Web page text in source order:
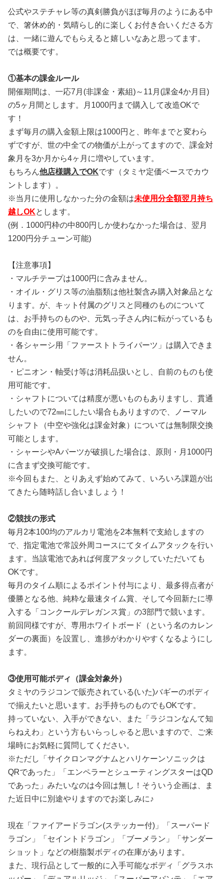
公式やステチャレ等の真剣勝負がほぼ毎月のようにある中
で、箸休め的・気晴らし的に楽しくお付き合いくださる方
は、一緒に遊んでもらえると嬉しいなあと思ってます。
では概要です。
①基本の課金ルール
開催期間は、一応7月(非課金・素組)～11月(課金4か月目)
の5ヶ月間とします。月1000円まで購入して改造OKで
す！
まず毎月の購入金額上限は1000円と、昨年までと変わら
ずですが、世の中全ての物価が上がってますので、課金対
象月を3か月から4ヶ月に増やしています。
もちろん他店様購入でOKです（タミヤ定価ベースでカウ
ントします）。
※当月に使用しなかった分の金額は未使用分全額翌月持ち
越しOKとします。
(例．1000円枠の中800円しか使わなかった場合は、翌月
1200円分チューン可能)
【注意事項】
・マルチテープは1000円に含みません。
・オイル・グリス等の油脂類は他社製含み購入対象品とな
ります。が、キット付属のグリスと同種のものについて
は、お手持ちのものや、元気っ子さん内に転がっているも
のを自由に使用可能です。
・各シャーシ用「ファーストトライパーツ」は購入できま
せん。
・ピニオン・軸受け等は消耗品扱いとし、自前のものも使
用可能です。
・シャフトについては精度が悪いものもありますし、貫通
したいので72㎜にしたい場合もありますので、ノーマル
シャフト（中空や強化は課金対象）については無制限交換
可能とします。
・シャーシやAパーツが破損した場合は、原則・月1000円
に含まず交換可能です。
※今回もまた、とりあえず始めてみて、いろいろ課題が出
てきたら随時話し合いましょう！
②競技の形式
毎月2本100均のアルカリ電池を2本無料で支給しますの
で、指定電池で常設外周コースにてタイムアタックを行い
ます。当該電池であれば何度アタックしていただいても
OKです。
毎月のタイム順によるポイント付与により、最多得点者が
優勝となる他、純粋な最速タイム賞、そして今回新たに導
入する「コンクールデレガンス賞」の3部門で競います。
前回同様ですが、専用ホワイトボード（という名のカレン
ダーの裏面）を設置し、進捗がわかりやすくなるようにし
ます。
③使用可能ボディ（課金対象外）
タミヤのラジコンで販売されている(いた)バギーのボディ
で揃えたいと思います。お手持ちのものでもOKです。
持っていない、入手ができない、また「ラジコンなんて知
らねえわ」という方もいらっしゃると思いますので、ご来
場時にお気軽に質問してください。
※ただし「サイクロンマグナムとハリケーンソニックは
QRであった」「エンペラーとシューティングスターはQD
であった」みたいなのは今回は無し！そういう企画は、ま
た近日中に別途やりますのでお楽しみに♪
現在「ファイアードラゴン(ステッカー付)」「スーパード
ラゴン」「セイントドラゴン」「ブーメラン」「サンダー
ショット」などの樹脂製ボディの在庫があります。
また、現行品として一般的に入手可能なボディ「グラスホ